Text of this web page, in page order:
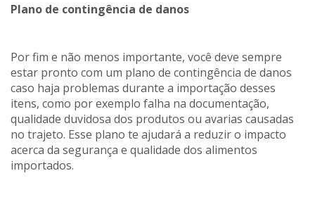
Plano de contingência de danos
Por fim e não menos importante, você deve sempre
estar pronto com um plano de contingência de danos
caso haja problemas durante a importação desses
itens, como por exemplo falha na documentação,
qualidade duvidosa dos produtos ou avarias causadas
no trajeto. Esse plano te ajudará a reduzir o impacto
acerca da segurança e qualidade dos alimentos
importados.